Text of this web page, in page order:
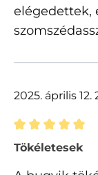
elégedettek,
2025. április 12.
Értékelés 5
Tökéletesek